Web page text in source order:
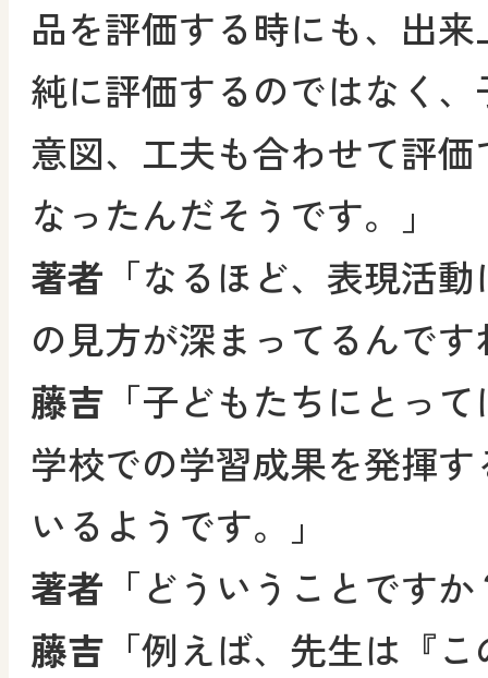
品を評価する時にも、出
純に評価するのではなく
意図、工夫も合わせて評
なったんだそうです。」
著者 「なるほど、表現活
の見方が深まってるんです
藤吉 「子どもたちにとっ
学校での学習成果を発揮
いるようです。」
著者 「どういうことです
藤吉 「例えば、先生は『